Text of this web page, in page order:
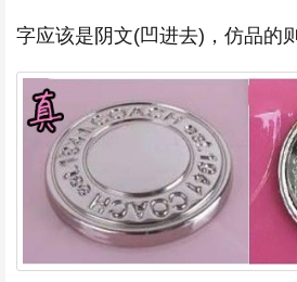
字应该是阴文(凹进去)，仿品的